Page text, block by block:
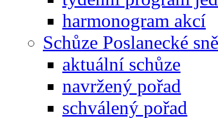
harmonogram akcí
Schůze Poslanecké
aktuální schůze
navržený pořad
schválený pořad